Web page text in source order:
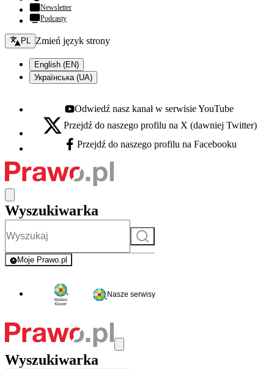
Newsletter
Podcasty
Zmień język - bieżący:
PL Zmień język strony
English (EN)
Українська (UA)
Youtube - otwiera się w nowej karcie
Odwiedź nasz kanał w serwisie YouTube
X - otwiera się w nowej karcie
Przejdź do naszego profilu na X (dawniej Twitter)
Facebook - otwiera się w nowej karcie
Przejdź do naszego profilu na Facebooku
Wyszukiwarka
Szukaj
Moje Prawo.pl
- rejestracja i logowanie do serwisu
Nasze serwisy
Wyszukiwarka